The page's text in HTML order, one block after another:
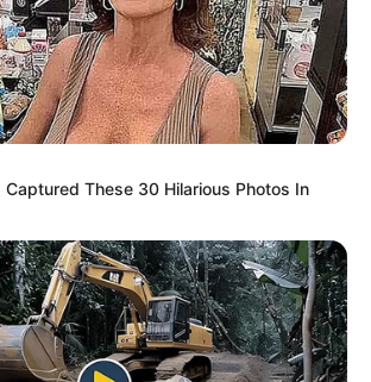
Captured These 30 Hilarious Photos In